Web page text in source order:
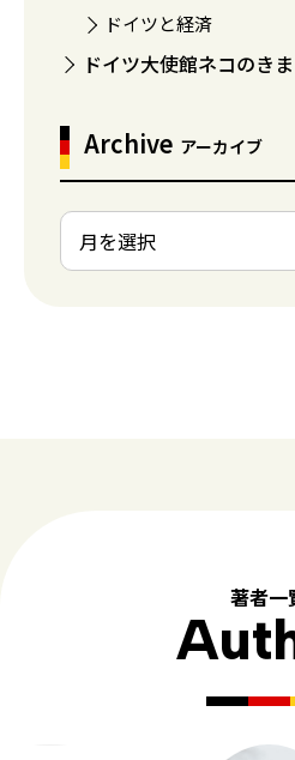
ドイツと経済
ドイツ大使館ネコのき
Archive アーカイブ
著者一